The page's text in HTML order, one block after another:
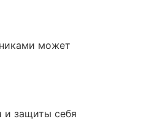
может
и защиты себя